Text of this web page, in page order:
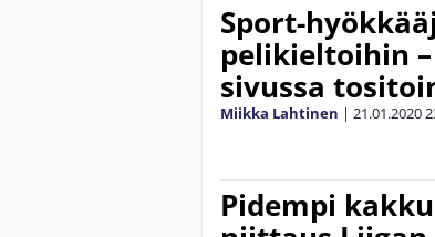
Sport-
pelikieltoihin
sivussa
Miikka Lahtinen | 21.01.2020
Pidempi